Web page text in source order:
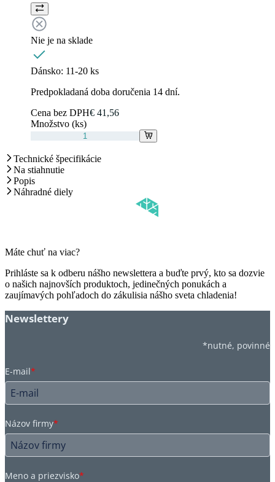
Nie je na sklade
Dánsko: 11-20 ks
Predpokladaná doba doručenia 14 dní.
Cena bez DPH€ 41,56
Množstvo (ks)
Technické špecifikácie
Na stiahnutie
Popis
Náhradné diely
Máte chuť na viac?
Prihláste sa k odberu nášho newslettera a buďte prvý, kto sa dozvie
o našich najnovších produktoch, jedinečných ponukách a
zaujímavých pohľadoch do zákulisia nášho sveta chladenia!
Newslettery
*nutné, povinné
E-mail*
Názov firmy*
Meno a priezvisko*